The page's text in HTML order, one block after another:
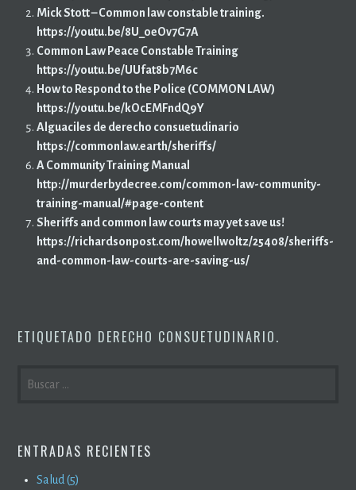
Mick Stott – Common law constable training.
https://youtu.be/8U_oeOv7G7A
Common Law Peace Constable Training
https://youtu.be/UUfat8b7M6c
How to Respond to the Police (COMMON LAW)
https://youtu.be/kOcEMFndQ9Y
Alguaciles de derecho consuetudinario
https://commonlaw.earth/sheriffs/
A Community Training Manual
http://murderbydecree.com/common-law-community-
training-manual/#page-content
Sheriffs and common law courts may yet save us!
https://richardsonpost.com/howellwoltz/25408/sheriffs-
and-common-law-courts-are-saving-us/
ETIQUETADO DERECHO CONSUETUDINARIO.
ENTRADAS RECIENTES
Salud (5)